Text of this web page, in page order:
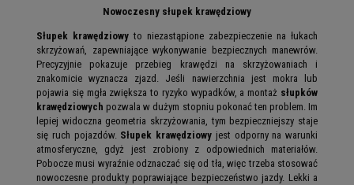
Nowoczesny słupek krawędziowy
Słupek krawędziowy to niezastąpione zabezpieczenie na łukach
skrzyżowań, zapewniające wykonywanie bezpiecznych manewrów.
Precyzyjnie pokazuje przebieg krawędzi na skrzyżowaniach i
znakomicie wyznacza zjazd. Jeśli nawierzchnia jest mokra lub
pojawia się mgła zwiększa to ryzyko wypadków, a montaż słupków
krawędziowych pozwala w dużym stopniu pokonać ten problem. Im
lepiej widoczna geometria skrzyżowania, tym bezpieczniejszy staje
się ruch pojazdów. Słupek krawędziowy jest odporny na warunki
atmosferyczne, gdyż jest zrobiony z odpowiednich materiałów.
Pobocze musi wyraźnie odznaczać się od tła, więc trzeba stosować
nowoczesne produkty poprawiające bezpieczeństwo jazdy. Lekki a